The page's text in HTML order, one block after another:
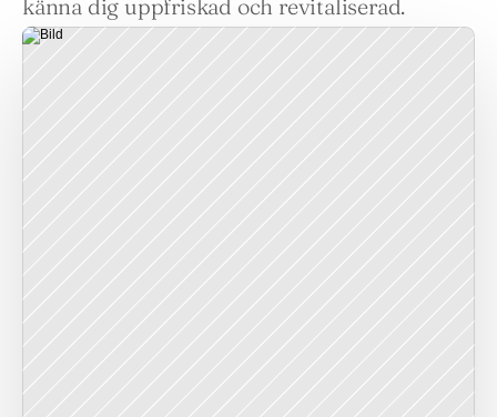
känna dig uppfriskad och revitaliserad.